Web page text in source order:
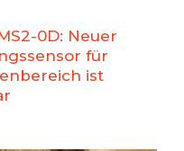
0D: Neuer
für
ist